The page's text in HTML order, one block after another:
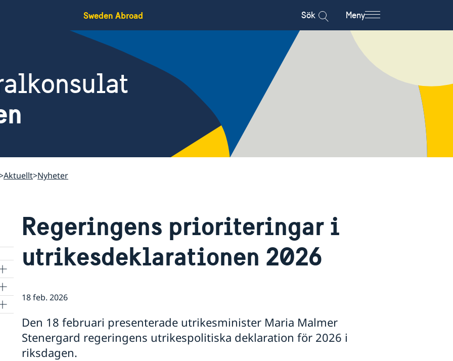
Sweden Abroad Sök Meny
Aktuellt Nyheter
Regeringens prioriteringar i
utrikesdeklarationen 2026
18 feb. 2026
Den 18 februari presenterade utrikesminister Maria Malmer
Stenergard regeringens utrikespolitiska deklaration för 2026 i
riksdagen.